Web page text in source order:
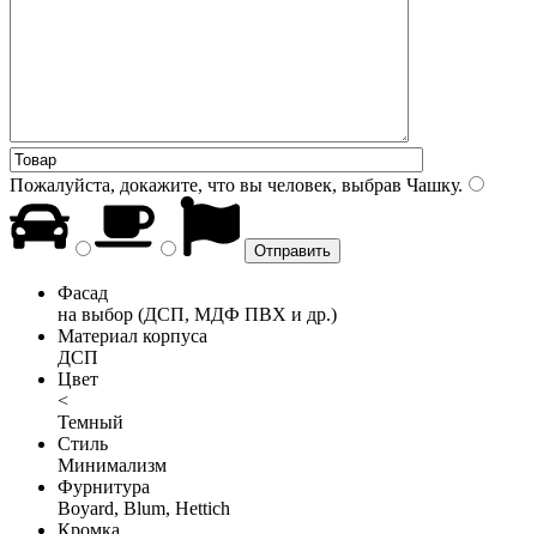
Пожалуйста, докажите, что вы человек, выбрав Чашку.
Фасад
на выбор (ДСП, МДФ ПВХ и др.)
Материал корпуса
ДСП
Цвет
<
Темный
Стиль
Минимализм
Фурнитура
Boyard, Blum, Hettich
Кромка